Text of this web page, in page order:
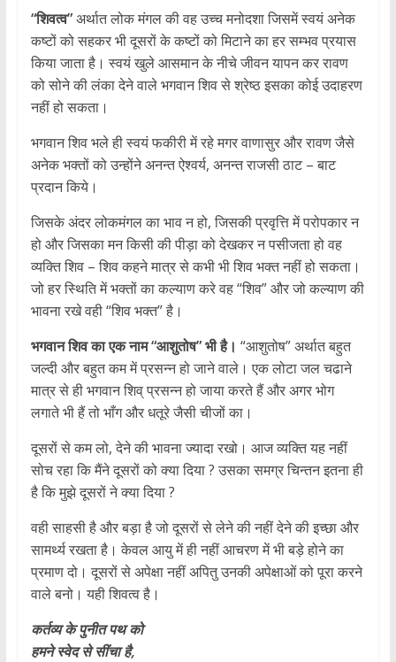
“शिवत्व”अर्थात लोक मंगल की वह उच्च मनोदशा जिसमें स्वयं अनेक
कष्टों को सहकर भी दूसरों के कष्टों को मिटाने का हर सम्भव प्रयास
किया जाता है। स्वयं खुले आसमान के नीचे जीवन यापन कर रावण
को सोने की लंका देने वाले भगवान शिव से श्रेष्ठ इसका कोई उदाहरण
नहीं हो सकता।
भगवान शिव भले ही स्वयं फकीरी में रहे मगर वाणासुर और रावण जैसे
अनेक भक्तों को उन्होंने अनन्त ऐश्वर्य, अनन्त राजसी ठाट – बाट
प्रदान किये।
जिसके अंदर लोकमंगल का भाव न हो, जिसकी प्रवृत्ति में परोपकार न
हो और जिसका मन किसी की पीड़ा को देखकर न पसीजता हो वह
व्यक्ति शिव – शिव कहने मात्र से कभी भी शिव भक्त नहीं हो सकता।
जो हर स्थिति में भक्तों का कल्याण करे वह “शिव” और जो कल्याण की
भावना रखे वही “शिव भक्त” है।
भगवान शिव का एक नाम “आशुतोष” भी है। “आशुतोष” अर्थात बहुत
जल्दी और बहुत कम में प्रसन्न हो जाने वाले। एक लोटा जल चढाने
मात्र से ही भगवान शिव् प्रसन्न हो जाया करते हैं और अगर भोग
लगाते भी हैं तो भाँग और धतूरे जैसी चीजों का।
दूसरों से कम लो, देने की भावना ज्यादा रखो। आज व्यक्ति यह नहीं
सोच रहा कि मैंने दूसरों को क्या दिया ? उसका समग्र चिन्तन इतना ही
है कि मुझे दूसरों ने क्या दिया ?
वही साहसी है और बड़ा है जो दूसरों से लेने की नहीं देने की इच्छा और
सामर्थ्य रखता है। केवल आयु में ही नहीं आचरण में भी बड़े होने का
प्रमाण दो। दूसरों से अपेक्षा नहीं अपितु उनकी अपेक्षाओं को पूरा करने
वाले बनो। यही शिवत्व है।
कर्तव्य के पुनीत पथ को
हमने स्वेद से सींचा है,